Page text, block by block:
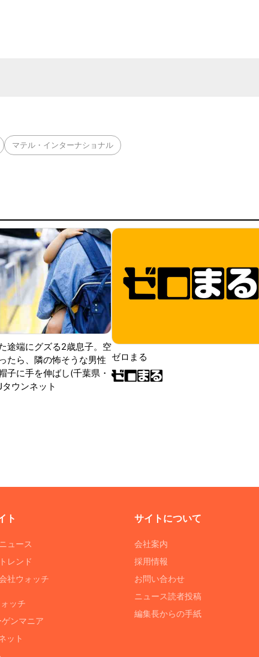
マテル・インターナショナル
途端にグズる2歳息子。空
たら、隣の怖そうな男性
子に手を伸ばし(千葉県・
ウンネット
ゼロまる
ト
ュース
レンド
社ウォッチ
ッチ
ンマニア
ット
サイトについて
会社案内
採用情報
お問い合わせ
ニュース読者投稿
編集長からの手紙